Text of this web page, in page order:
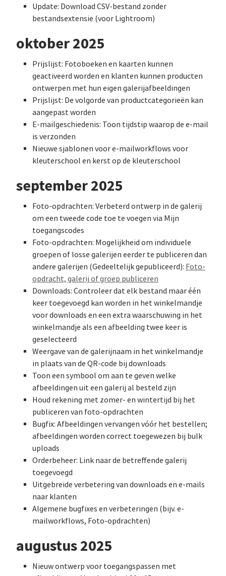
Update: Download CSV-bestand zonder
bestandsextensie (voor Lightroom)
oktober 2025
Prijslijst: Fotoboeken en kaarten kunnen
geactiveerd worden en klanten kunnen producten
ontwerpen met hun eigen galerijafbeeldingen
Prijslijst: De volgorde van productcategorieën kan
aangepast worden
E-mailgeschiedenis: Toon tijdstip waarop de e-mail
is verzonden
Nieuwe sjablonen voor e-mailworkflows voor
kleuterschool en kerst op de kleuterschool
september 2025
Foto-opdrachten: Verbeterd ontwerp in de galerij
om een tweede code toe te voegen via Mijn
toegangscodes
Foto-opdrachten: Mogelijkheid om individuele
groepen of losse galerijen eerder te publiceren dan
andere galerijen (Gedeeltelijk gepubliceerd): Foto-
opdracht, galerij of groep publiceren
Downloads: Controleer dat elk bestand maar één
keer toegevoegd kan worden in het winkelmandje
voor downloads en een extra waarschuwing in het
winkelmandje als een afbeelding twee keer is
geselecteerd
Weergave van de galerijnaam in het winkelmandje
in plaats van de QR-code bij downloads
Toon een symbool om aan te geven welke
afbeeldingen uit een galerij al besteld zijn
Houd rekening met zomer- en wintertijd bij het
publiceren van foto-opdrachten
Bugfix: Afbeeldingen vervangen vóór het bestellen;
afbeeldingen worden correct toegewezen bij bulk
uploads
Orderbeheer: Link naar de betreffende galerij
toegevoegd
Uitgebreide verbetering van downloads en e-mails
naar klanten
Algemene bugfixes en verbeteringen (bijv. e-
mailworkflows, Foto-opdrachten)
augustus 2025
Nieuw ontwerp voor toegangspassen met